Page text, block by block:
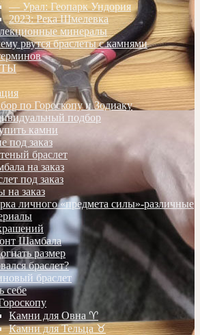
— Урал: Геопарк Ундория
2023: Река Шмелевка
минералы
рвутся браслеты с камнями
по Гороскопу и Зодиаку
подбор
камни
под заказ
браслет
на заказ
под заказ
на заказ
личного «предмета силы»-различные
Шамбала
размер
браслет?
браслет
себе
Камни для Овна ♈️
Камни для Тельца ♉️